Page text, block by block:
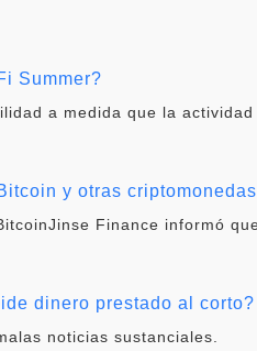
Summer?
a medida que la
y otras criptomonedas
Finance informó
dinero prestado al corto?
noticias sustanciales.